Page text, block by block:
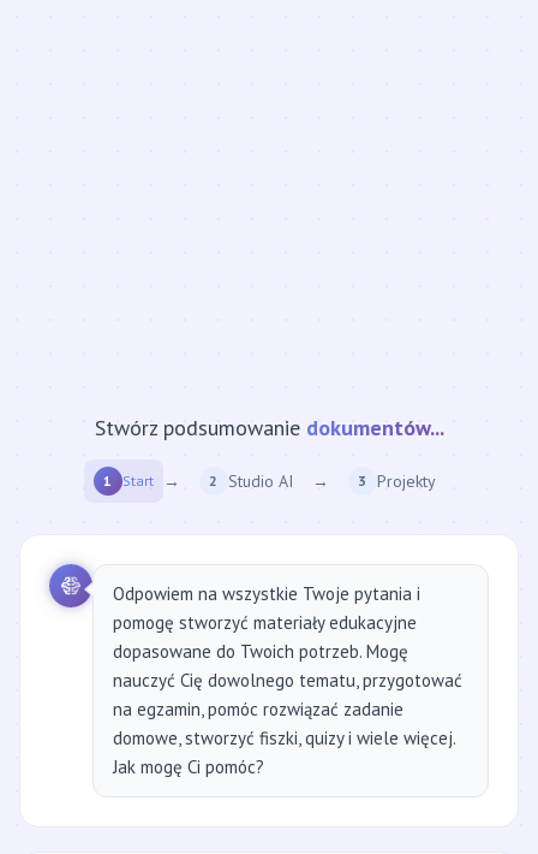
Stwórz podsumowanie strony internetowej...
1 Start → 2 Studio AI → 3 Projekty
Odpowiem na wszystkie Twoje pytania i
pomogę stworzyć materiały edukacyjne
dopasowane do Twoich potrzeb. Mogę
nauczyć Cię dowolnego tematu, przygotować
na egzamin, pomóc rozwiązać zadanie
domowe, stworzyć fiszki, quizy i wiele więcej.
Jak mogę Ci pomóc?